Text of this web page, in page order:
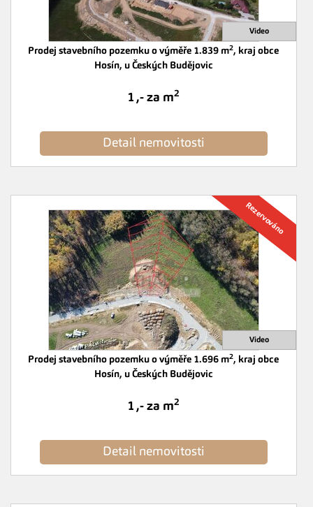
Prodej stavebního pozemku o výměře 1.839 m2, kraj obce
Hosín, u Českých Budějovic
Detail nemovitosti
1 ,- za m2
Prodej stavebního pozemku o výměře 1.696 m2, kraj obce
Hosín, u Českých Budějovic
Detail nemovitosti
1 ,- za m2